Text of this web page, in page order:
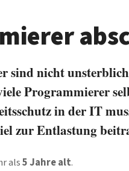
sind nicht
Programmierer
in der IT
zur Ent­lastung
als5 Jahre alt.